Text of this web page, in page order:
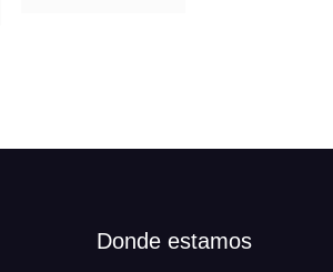
Donde estamos